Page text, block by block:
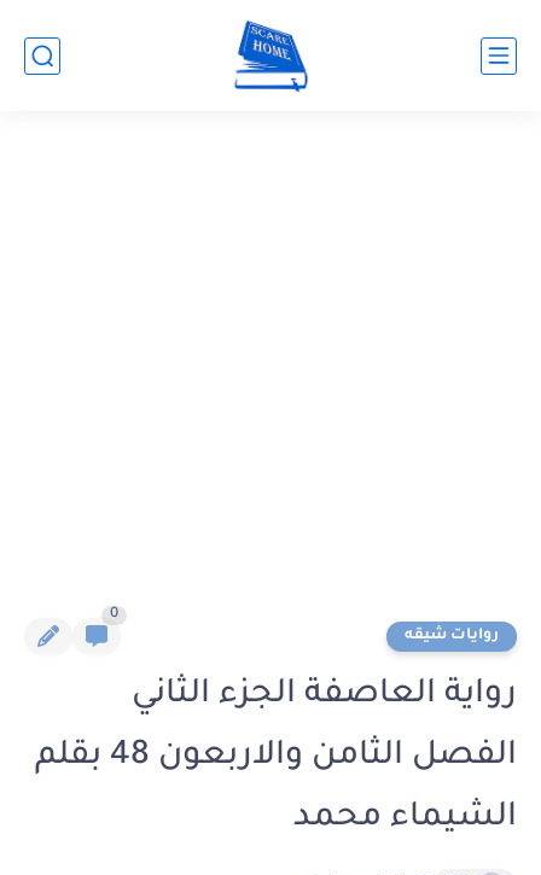
روايات شيقه
0
رواية العاصفة الجزء الثاني
الفصل الثامن والاربعون 48 بقلم
الشيماء محمد